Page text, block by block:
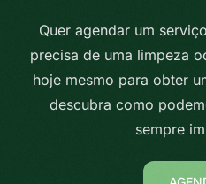
Quer agendar um
precisa de uma limpeza
hoje mesmo para obter
descubra como
sempre